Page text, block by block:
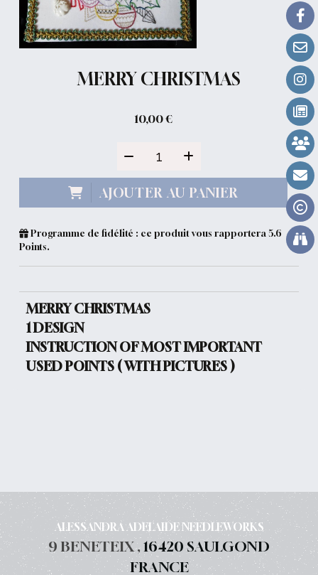
MERRY CHRISTMAS
10,00€
AJOUTER AU PANIER
Programme de fidélité : ce produit vous rapportera5.6
Points.
MERRY CHRISTMAS
1 DESIGN
INSTRUCTION OF MOST IMPORTANT
USED POINTS ( WITH PICTURES )
ALESSANDRA ADELAIDE NEEDLEWORKS
9 BENETEIX ,16420 SAULGOND
FRANCE